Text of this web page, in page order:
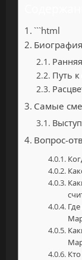
```html
Путь к
Самые
Вопрос-